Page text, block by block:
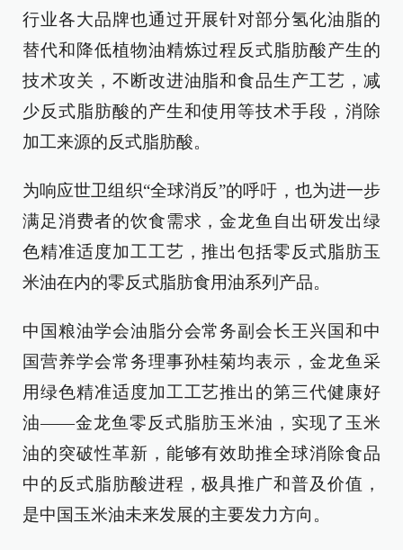
行业各大品牌也通过开展针对部分氢化油脂的
替代和降低植物油精炼过程反式脂肪酸产生的
技术攻关，不断改进油脂和食品生产工艺，减
少反式脂肪酸的产生和使用等技术手段，消除
加工来源的反式脂肪酸。
为响应世卫组织“全球消反”的呼吁，也为进一步
满足消费者的饮食需求，金龙鱼自出研发出绿
色精准适度加工工艺，推出包括零反式脂肪玉
米油在内的零反式脂肪食用油系列产品。
中国粮油学会油脂分会常务副会长王兴国和中
国营养学会常务理事孙桂菊均表示，金龙鱼采
用绿色精准适度加工工艺推出的第三代健康好
油——金龙鱼零反式脂肪玉米油，实现了玉米
油的突破性革新，能够有效助推全球消除食品
中的反式脂肪酸进程，极具推广和普及价值，
是中国玉米油未来发展的主要发力方向。